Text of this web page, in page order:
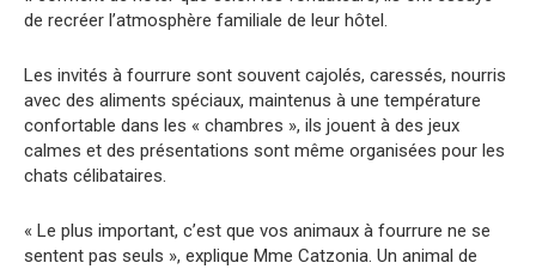
de recréer l’atmosphère familiale de leur hôtel.
Les invités à fourrure sont souvent cajolés, caressés, nourris
avec des aliments spéciaux, maintenus à une température
confortable dans les « chambres », ils jouent à des jeux
calmes et des présentations sont même organisées pour les
chats célibataires.
« Le plus important, c’est que vos animaux à fourrure ne se
sentent pas seuls », explique Mme Catzonia. Un animal de